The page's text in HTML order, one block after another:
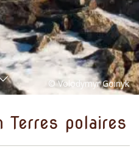
Terres polaires